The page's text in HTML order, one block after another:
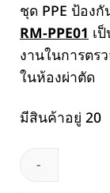
ชุด PPE ป้อง
RM-PPE01 เ
งานในการตร
ในห้องผ่าตัด
มีสินค้าอยู่ 20